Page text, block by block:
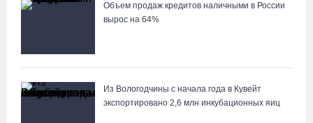
Объем продаж кредитов наличными в России
вырос на 64%
Из Вологодчины с начала года в Кувейт
экспортировано 2,6 млн инкубационных яиц